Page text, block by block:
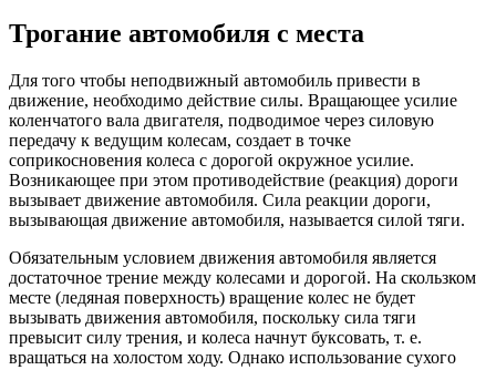
Трогание автомобиля с места
Для того чтобы неподвижный автомобиль привести в
движение, необходимо действие силы. Вращающее усилие
коленчатого вала двигателя, подводимое через силовую
передачу к ведущим колесам, создает в точке
соприкосновения колеса с дорогой окружное усилие.
Возникающее при этом противодействие (реакция) дороги
вызывает движение автомобиля. Сила реакции дороги,
вызывающая движение автомобиля, называется силой тяги.
Обязательным условием движения автомобиля является
достаточное трение между колесами и дорогой. На скользком
месте (ледяная поверхность) вращение колес не будет
вызывать движения автомобиля, поскольку сила тяги
превысит силу трения, и колеса начнут буксовать, т. е.
вращаться на холостом ходу. Однако использование сухого